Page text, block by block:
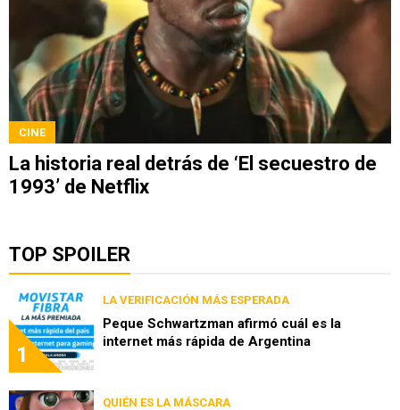
CINE
La historia real detrás de ‘El secuestro de
1993’ de Netflix
TOP SPOILER
1
LA VERIFICACIÓN MÁS ESPERADA
Peque Schwartzman afirmó cuál es la
internet más rápida de Argentina
QUIÉN ES LA MÁSCARA